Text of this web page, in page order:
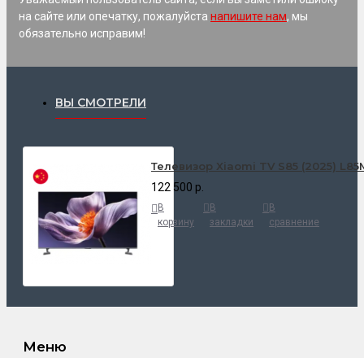
на сайте или опечатку, пожалуйста напишите нам, мы
обязательно исправим!
ВЫ СМОТРЕЛИ
Телевизор Xiaomi TV S85 (2025)
122 500 р.
В
корзину
В
закладки
В
сравнение
Меню